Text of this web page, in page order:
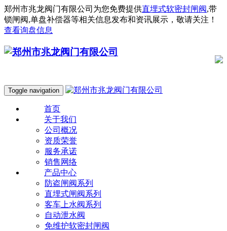
郑州市兆龙阀门有限公司为您免费提供直埋式软密封闸阀,带
锁闸阀,单盘补偿器等相关信息发布和资讯展示，敬请关注！
查看询盘信息
Toggle navigation
首页
关于我们
公司概况
资质荣誉
服务承诺
销售网络
产品中心
防盗闸阀系列
直埋式闸阀系列
客车上水阀系列
自动泄水阀
免维护软密封闸阀